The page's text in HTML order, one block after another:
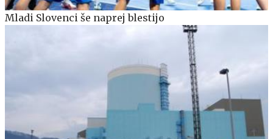
Mladi Slovenci še naprej blestijo